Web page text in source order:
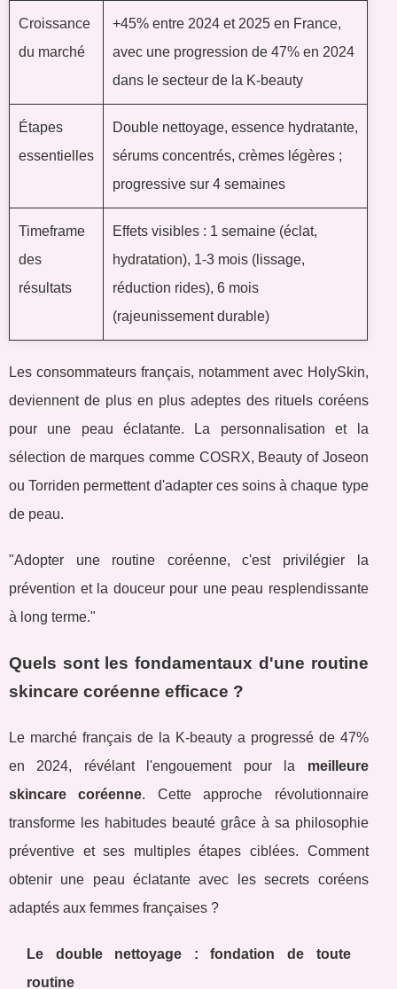
Croissance
du marché
+45% entre 2024 et 2025 en France,
avec une progression de 47% en 2024
dans le secteur de la K-beauty
Étapes
essentielles
Double nettoyage, essence hydratante,
sérums concentrés, crèmes légères ;
progressive sur 4 semaines
Timeframe
des
résultats
Effets visibles : 1 semaine (éclat,
hydratation), 1-3 mois (lissage,
réduction rides), 6 mois
(rajeunissement durable)
Les consommateurs français, notamment avec HolySkin,
deviennent de plus en plus adeptes des rituels coréens
pour une peau éclatante. La personnalisation et la
sélection de marques comme COSRX, Beauty of Joseon
ou Torriden permettent d'adapter ces soins à chaque type
de peau.
"Adopter une routine coréenne, c'est privilégier la
prévention et la douceur pour une peau resplendissante
à long terme."
Quels sont les fondamentaux d'une routine
skincare coréenne efficace ?
Le marché français de la K-beauty a progressé de 47%
en 2024, révélant l'engouement pour la meilleure
skincare coréenne. Cette approche révolutionnaire
transforme les habitudes beauté grâce à sa philosophie
préventive et ses multiples étapes ciblées. Comment
obtenir une peau éclatante avec les secrets coréens
adaptés aux femmes françaises ?
Le double nettoyage : fondation de toute
routine